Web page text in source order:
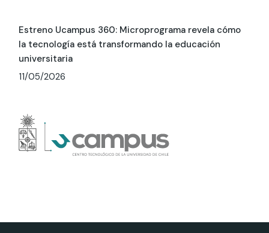
Estreno Ucampus 360: Microprograma revela cómo
la tecnología está transformando la educación
universitaria
11/05/2026